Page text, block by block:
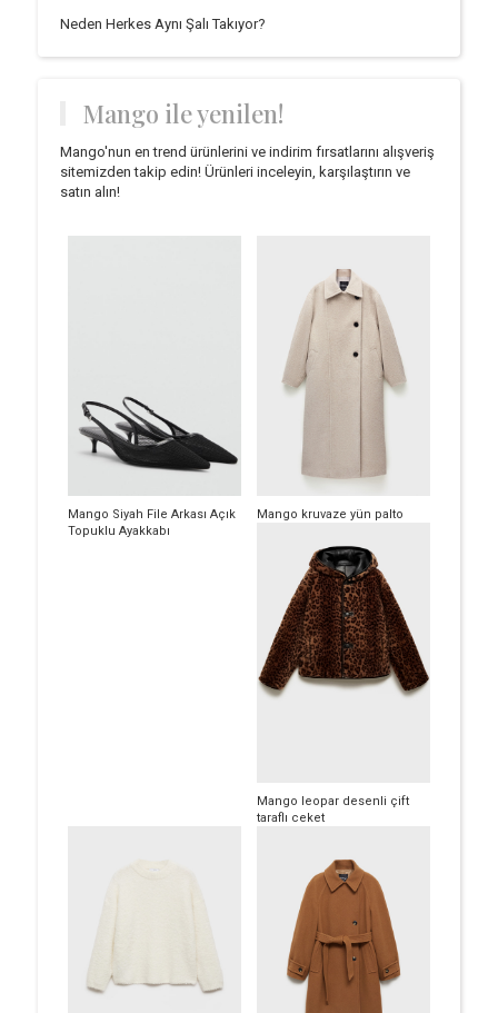
Neden Herkes Aynı Şalı Takıyor?
Mango ile yenilen!
Mango'nun en trend ürünlerini ve indirim fırsatlarını alışveriş
sitemizden takip edin! Ürünleri inceleyin, karşılaştırın ve
satın alın!
Mango Siyah File Arkası Açık
Topuklu Ayakkabı
Mango kruvaze yün palto
Mango leopar desenli çift
taraflı ceket